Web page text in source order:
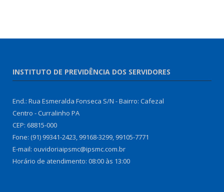
INSTITUTO DE PREVIDÊNCIA DOS SERVIDORES
End.: Rua Esmeralda Fonseca S/N - Bairro: Cafezal
Centro - Curralinho PA
CEP: 68815-000
Fone: (91) 99341-2423, 99168-3299, 99105-7771
E-mail: ouvidoriaipsmc@ipsmc.com.br
Horário de atendimento: 08:00 às 13:00